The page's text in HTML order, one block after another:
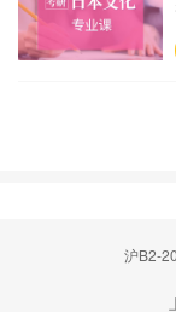
沪B2-